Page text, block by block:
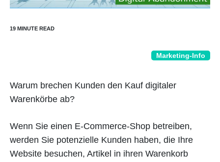
Marketing-Info
Warum brechen Kunden den Kauf digitaler
Warenkörbe ab?
Wenn Sie einen E-Commerce-Shop betreiben,
werden Sie potenzielle Kunden haben, die Ihre
Website besuchen, Artikel in ihren Warenkorb